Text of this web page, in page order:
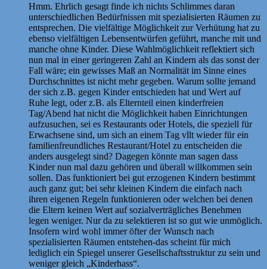
Hmm. Ehrlich gesagt finde ich nichts Schlimmes daran
unterschiedlichen Bedürfnissen mit spezialisierten Räumen zu
entsprechen. Die vielfältige Möglichkeit zur Verhütung hat zu
ebenso vielfältigen Lebensentwürfen geführt, manche mit und
manche ohne Kinder. Diese Wahlmöglichkeit reflektiert sich
nun mal in einer geringeren Zahl an Kindern als das sonst der
Fall wäre; ein gewisses Maß an Normalität im Sinne eines
Durchschnittes ist nicht mehr gegeben. Warum sollte jemand
der sich z.B. gegen Kinder entschieden hat und Wert auf
Ruhe legt, oder z.B. als Elternteil einen kinderfreien
Tag/Abend hat nicht die Möglichkeit haben Einrichtungen
aufzusuchen, sei es Restaurants oder Hotels, die speziell für
Erwachsene sind, um sich an einem Tag vllt wieder für ein
familienfreundliches Restaurant/Hotel zu entscheiden die
anders ausgelegt sind? Dagegen könnte man sagen dass
Kinder nun mal dazu gehören und überall willkommen sein
sollen. Das funktioniert bei gut erzogenen Kindern bestimmt
auch ganz gut; bei sehr kleinen Kindern die einfach nach
ihren eigenen Regeln funktionieren oder welchen bei denen
die Eltern keinen Wert auf sozialverträgliches Benehmen
legen weniger. Nur da zu selektieren ist so gut wie unmöglich.
Insofern wird wohl immer öfter der Wunsch nach
spezialisierten Räumen entstehen-das scheint für mich
lediglich ein Spiegel unserer Gesellschaftsstruktur zu sein und
weniger gleich „Kinderhass“.